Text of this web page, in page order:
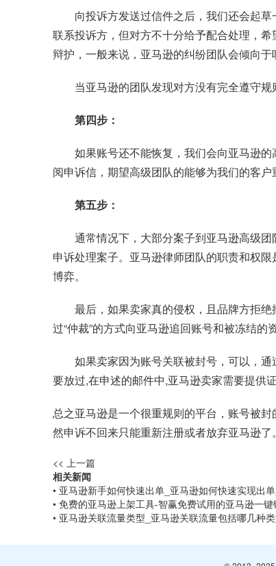
向投诉方发送过信件之后，我们还会起
联系投诉方，但对方不十分给予配合处理，
辩护，一般来说，亚马逊的纠纷团队会倾向于
当亚马逊的团队发现对方没有完全遵守
第四步：
如果账号还不能恢复，我们会向亚马逊
阅申诉信，期望高级团队的能够为我们的客
第五步：
通常情况下，大部分案子到亚马逊高级
申诉处理案子。亚马逊律师团队的职责和权
博弈。
最后，如果卖家真的侵权，且品牌方拒
过“仲裁”的方式向亚马逊追回账号和被冻结的
如果卖家因为账号关联被封号，可以，
要放过,在申述的邮件中,亚马逊卖家需要提供
总之亚马逊是一个很重规则的平台，账号被
然申诉不回来只能重新注册或者放弃亚马逊了。
<< 上一篇
相关新闻
• 亚马逊新手如何快速出单_亚马逊如何快速实现出
• 免费的亚马逊上架工具-智赢免费试用的亚马逊一
• 亚马逊关联流量类型_亚马逊关联流量包括哪几种